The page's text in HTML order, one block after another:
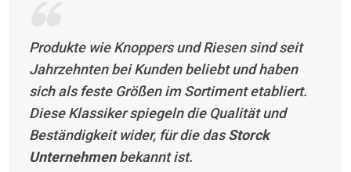
Produkte wie Knoppers und Riesen sind seit
Jahrzehnten bei Kunden beliebt und haben
sich als feste Größen im Sortiment etabliert.
Diese Klassiker spiegeln die Qualität und
Beständigkeit wider, für die dasStorck
Unternehmenbekannt ist.